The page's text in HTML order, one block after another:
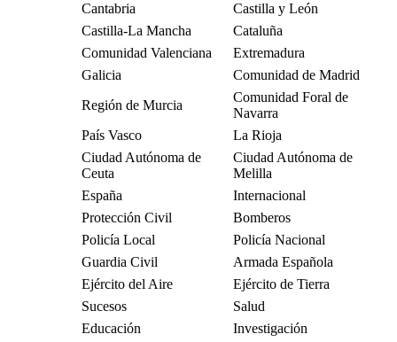
Cantabria
Castilla y León
Castilla-La Mancha
Cataluña
Comunidad Valenciana
Extremadura
Galicia
Comunidad de Madrid
Región de Murcia
Comunidad Foral de
Navarra
País Vasco
La Rioja
Ciudad Autónoma de
Ceuta
Ciudad Autónoma de
Melilla
España
Internacional
Protección Civil
Bomberos
Policía Local
Policía Nacional
Guardia Civil
Armada Española
Ejército del Aire
Ejército de Tierra
Sucesos
Salud
Educación
Investigación